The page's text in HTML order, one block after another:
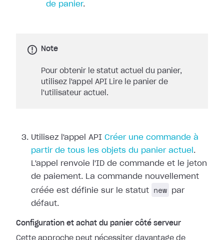
de panier.
Note
Pour obtenir le statut actuel du panier,
utilisez l'appel API Lire le panier de
l'utilisateur actuel.
Utilisez l'appel API Créer une commande à
partir de tous les objets du panier actuel .
L'appel renvoie l'ID de commande et le jeton
de paiement. La commande nouvellement
créée est définie sur le statut
new
par
défaut.
Configuration et achat du panier côté serveur
Cette approche peut nécessiter davantage de